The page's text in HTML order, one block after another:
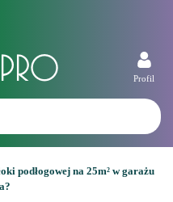
Profil
podłogowej na 25m² w garażu